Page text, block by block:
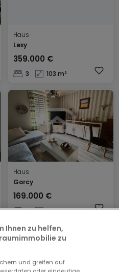
Haus
Lexy
359.000 €
3 103 m²
Haus
Gorcy
169.000 €
2 88 m²
Ihnen zu helfen,
zu
und greifen auf